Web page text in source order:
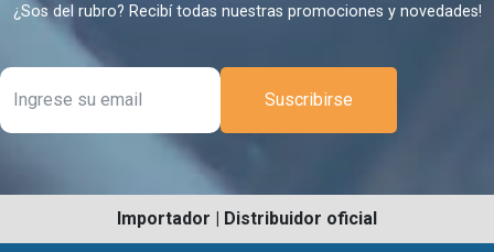
¿Sos del rubro? Recibí todas nuestras promociones y novedades!
Suscribirse
Importador | Distribuidor oficial